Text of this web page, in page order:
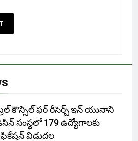
కౌన్సిల్ ఫర్ రీసెర్చ్ ఇన్ యునాని
సంస్థలో 179 ఉద్యోగాలకు
విడుదల